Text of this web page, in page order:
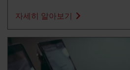
자세히 알아보기